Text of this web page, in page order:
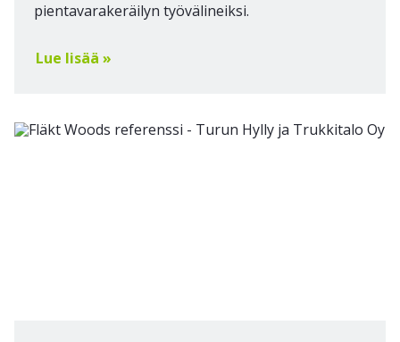
pientavarakeräilyn työvälineiksi.
Lue lisää »